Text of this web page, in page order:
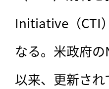
Initiative（CTI
なる。米政府
以来、更新さ